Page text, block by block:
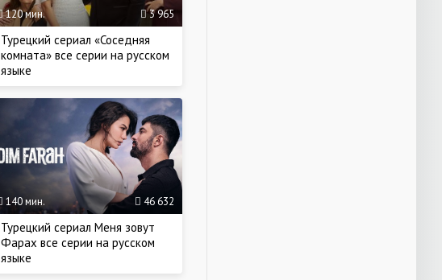
Турецкий сериал «Соседняя
комната» все серии на русском
языке
3 965
120 мин.
Турецкий сериал Меня зовут
Фарах все серии на русском
языке
46 632
140 мин.